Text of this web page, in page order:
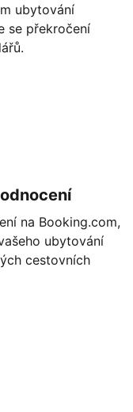
ubytování
se překročení
na Booking.com,
ubytování
cestovních